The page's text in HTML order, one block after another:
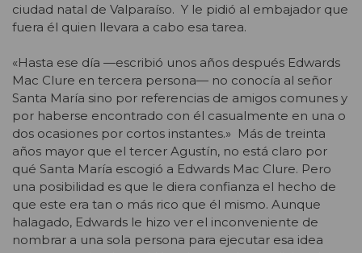
ciudad natal de Valparaíso. Y le pidió al embajador que
fuera él quien llevara a cabo esa tarea.
«Hasta ese día —escribió unos años después Edwards
Mac Clure en tercera persona— no conocía al señor
Santa María sino por referencias de amigos comunes y
por haberse encontrado con él casualmente en una o
dos ocasiones por cortos instantes.» Más de treinta
años mayor que el tercer Agustín, no está claro por
qué Santa María escogió a Edwards Mac Clure. Pero
una posibilidad es que le diera confianza el hecho de
que este era tan o más rico que él mismo. Aunque
halagado, Edwards le hizo ver el inconveniente de
nombrar a una sola persona para ejecutar esa idea